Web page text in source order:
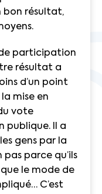
bon résultat,
de participation
résultat a
d’un point
mise en
vote
publique. Il a
gens par la
pas parce qu’ils
le mode de
C’est